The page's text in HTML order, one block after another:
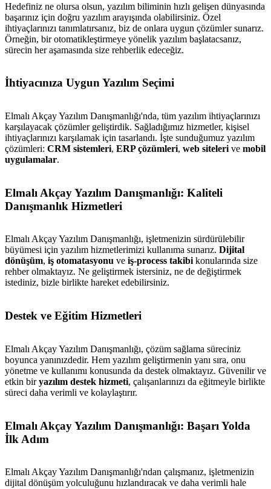
Hedefiniz ne olursa olsun, yazılım biliminin hızlı gelişen dünyasında
başarınız için doğru yazılım arayışında olabilirsiniz. Özel
ihtiyaçlarınızı tanımlatırsanız, biz de onlara uygun çözümler sunarız.
Örneğin, bir otomatikleştirmeye yönelik yazılım başlatacsanız,
sürecin her aşamasında size rehberlik edeceğiz.
İhtiyacınıza Uygun Yazılım Seçimi
Elmalı Akçay Yazılım Danışmanlığı'nda, tüm yazılım ihtiyaçlarınızı
karşılayacak çözümler geliştirdik. Sağladığımız hizmetler, kişisel
ihtiyaçlarınızı karşılamak için tasarlandı. İşte sunduğumuz yazılım
çözümleri: CRM sistemleri, ERP çözümleri, web siteleri ve mobil
uygulamalar.
Elmalı Akçay Yazılım Danışmanlığı: Kaliteli
Danışmanlık Hizmetleri
Elmalı Akçay Yazılım Danışmanlığı, işletmenizin sürdürülebilir
büyümesi için yazılım hizmetlerimizi kullanıma sunarız. Dijital
dönüşüm, iş otomatasyonu ve iş-process takibi konularında size
rehber olmaktayız. Ne geliştirmek istersiniz, ne de değiştirmek
istediniz, bizle birlikte hareket edebilirsiniz.
Destek ve Eğitim Hizmetleri
Elmalı Akçay Yazılım Danışmanlığı, çözüm sağlama süreciniz
boyunca yanınızdedir. Hem yazılım geliştirmenin yanı sıra, onu
yönetme ve kullanımı konusunda da destek olmaktayız. Güvenilir ve
etkin biryazılım destek hizmeti, çalışanlarınızı da eğitmeyle birlikte
süreci daha verimli ve kolaylaştırır.
Elmalı Akçay Yazılım Danışmanlığı: Başarı Yolda
İlk Adım
Elmalı Akçay Yazılım Danışmanlığı'ndan çalışmanız, işletmenizin
dijital dönüşüm yolculuğunu hızlandıracak ve daha verimli hale